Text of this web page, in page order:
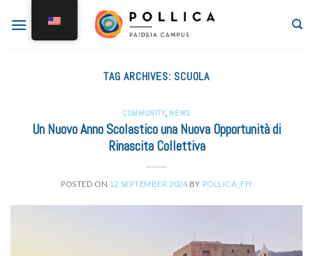
TAG ARCHIVES: SCUOLA
COMMUNITY, NEWS
Un Nuovo Anno Scolastico una Nuova Opportunità di
Rinascita Collettiva
POSTED ON 12 SEPTEMBER 2024 BY POLLICA_FFI